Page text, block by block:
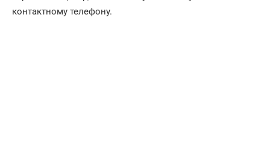
контактному телефону.